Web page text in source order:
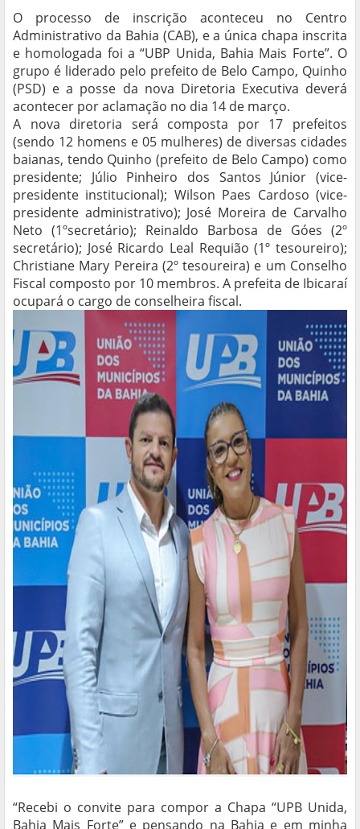
O processo de inscrição aconteceu no Centro
Administrativo da Bahia (CAB), e a única chapa inscrita
e homologada foi a “UBP Unida, Bahia Mais Forte”. O
grupo é liderado pelo prefeito de Belo Campo, Quinho
(PSD) e a posse da nova Diretoria Executiva deverá
acontecer por aclamação no dia 14 de março.
A nova diretoria será composta por 17 prefeitos
(sendo 12 homens e 05 mulheres) de diversas cidades
baianas, tendo Quinho (prefeito de Belo Campo) como
presidente; Júlio Pinheiro dos Santos Júnior (vice-
presidente institucional); Wilson Paes Cardoso (vice-
presidente administrativo); José Moreira de Carvalho
Neto (1ºsecretário); Reinaldo Barbosa de Góes (2º
secretário); José Ricardo Leal Requião (1º tesoureiro);
Christiane Mary Pereira (2º tesoureira) e um Conselho
Fiscal composto por 10 membros. A prefeita de Ibicaraí
ocupará o cargo de conselheira fiscal.
“Recebi o convite para compor a Chapa “UPB Unida,
Bahia Mais Forte” e pensando na Bahia e em minha